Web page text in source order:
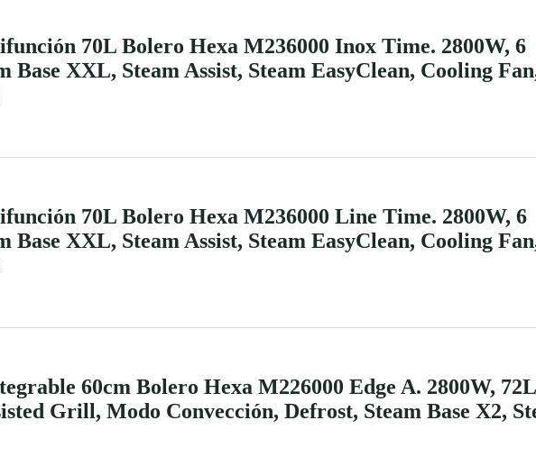
70L Bolero Hexa M236000 Inox Time. 2800W, 6
Base XXL, Steam Assist, Steam EasyClean, Cooling
70L Bolero Hexa M236000 Line Time. 2800W, 6
Base XXL, Steam Assist, Steam EasyClean, Cooling
60cm Bolero Hexa M226000 Edge A. 2800W,
Grill, Modo Convección, Defrost, Steam Base X2,